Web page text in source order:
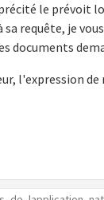
le prévoit
sa requête, je
documents
l'expression